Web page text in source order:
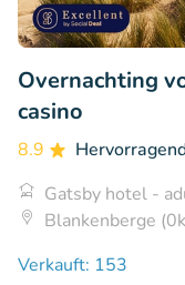
Overnachting
casino
8.9
Gatsby hotel -
Blankenberge
Verkauft: 153